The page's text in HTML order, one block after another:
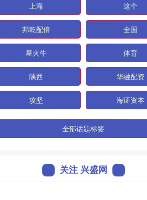
上海 这个
邦乾配倍 全国
星火牛 体育
陕西 华融配资
攻坚 海证资本
全部话题标签
关注 兴盛网